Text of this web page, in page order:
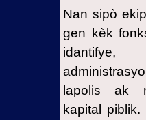
Nan sipò
gen kèk
lapolis ak
kapital